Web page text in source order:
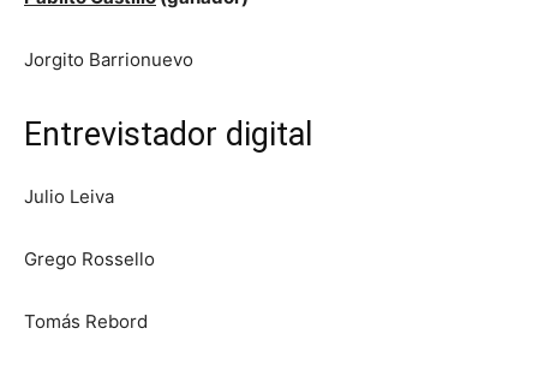
Jorgito Barrionuevo
Entrevistador digital
Julio Leiva
Grego Rossello
Tomás Rebord